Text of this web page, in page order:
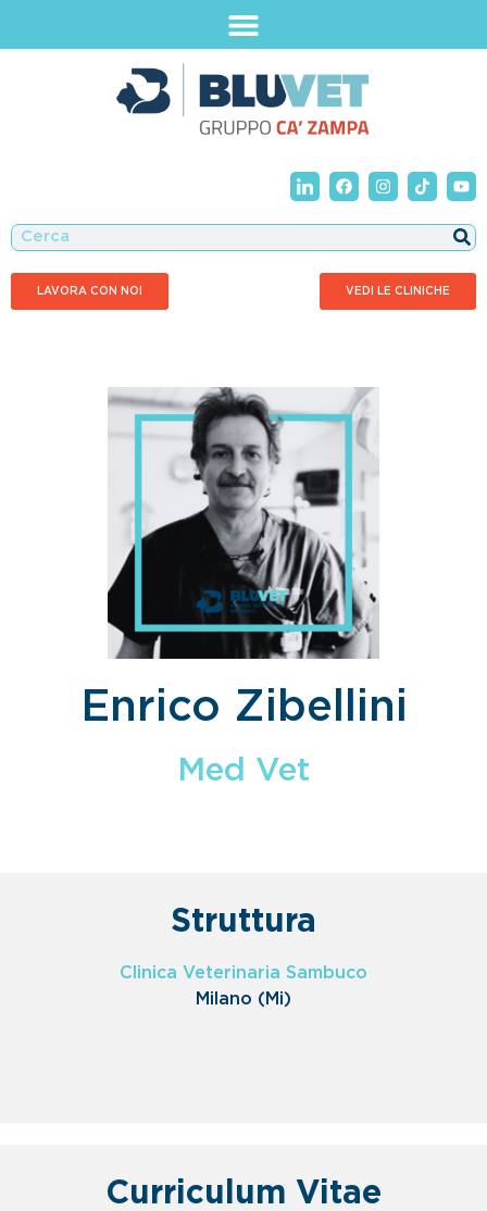
LAVORA CON NOI VEDI LE CLINICHE
Enrico Zibellini
Med Vet
Struttura
Clinica Veterinaria Sambuco
Milano (Mi)
Curriculum Vitae